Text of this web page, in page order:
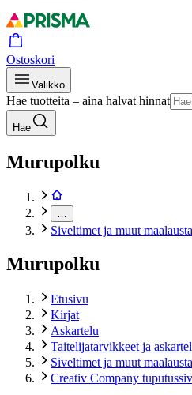
Ostoskori
Valikko
Hae tuotteita – aina halvat hinnat
Hae
Murupolku
Siveltimet ja muut
Murupolku
Etusivu
Kirjat
Askartelu
Taitelijatarvikkeet ja
Siveltimet ja muut
Creativ Company